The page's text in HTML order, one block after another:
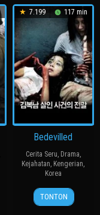
7.199 117 min
Bedevilled
Cerita Seru, Drama,
Kejahatan, Kengerian,
Korea
19
Aug
장
철
TONTON